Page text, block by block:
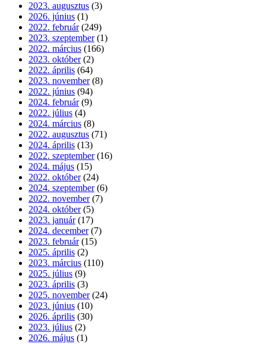
2023. augusztus (3)
2026. június (1)
2022. február (249)
2023. szeptember (1)
2022. március (166)
2023. október (2)
2022. április (64)
2023. november (8)
2022. június (94)
2024. február (9)
2022. július (4)
2024. március (8)
2022. augusztus (71)
2024. április (13)
2022. szeptember (16)
2024. május (15)
2022. október (24)
2024. szeptember (6)
2022. november (7)
2024. október (5)
2023. január (17)
2024. december (7)
2023. február (15)
2025. április (2)
2023. március (110)
2025. július (9)
2023. április (3)
2025. november (24)
2023. június (10)
2026. április (30)
2023. július (2)
2026. május (1)